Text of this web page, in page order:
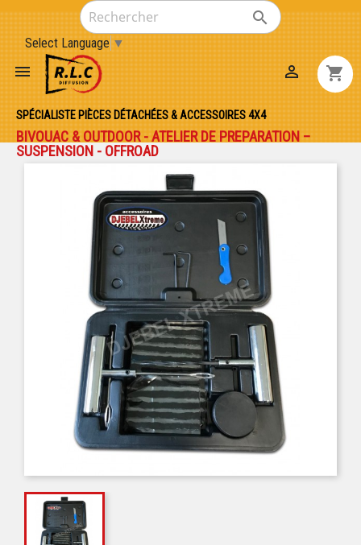

Select Language ▼
 shopping_cart

SPÉCIALISTE PIÈCES DÉTACHÉES & ACCESSOIRES 4X4
BIVOUAC & OUTDOOR - ATELIER DE PREPARATION –
SUSPENSION - OFFROAD